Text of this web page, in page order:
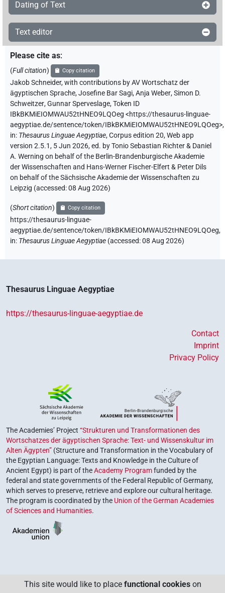
Dating of Text
Text editor
Please cite as:
(Full citation) Copy citation
Jakob Schneider,with contributions byAV Wortschatz der
ägyptischen Sprache,Josefine Bar Sagi,Anja Weber,Simon D.
Schweitzer,Gunnar Sperveslage,Token ID
IBkBKMiEIOMWAU52tHNEO9LQOeg <https://thesaurus-linguae-
aegyptiae.de/sentence/token/IBkBKMiEIOMWAU52tHNEO9LQOeg>,
in: Thesaurus Linguae Aegyptiae,Corpus edition 20, Web app
version 2.5.1, 5 Jun 2026, ed. by Tonio Sebastian Richter & Daniel
A. Werning on behalf of the Berlin-Brandenburgische Akademie
der Wissenschaften and Hans-Werner Fischer-Elfert & Peter Dils
on behalf of the Sächsische Akademie der Wissenschaften zu
Leipzig (accessed:08 Aug 2026)
(Short citation) Copy citation
https://thesaurus-linguae-
aegyptiae.de/sentence/token/IBkBKMiEIOMWAU52tHNEO9LQOeg,
in: Thesaurus Linguae Aegyptiae (accessed:08 Aug 2026)
Thesaurus Linguae Aegyptiae
https://thesaurus-linguae-aegyptiae.de
Contact
Imprint
Privacy Policy
The Academies’ Project “Strukturen und Transformationen des
Wortschatzes der ägyptischen Sprache: Text- und Wissenskultur im
Alten Ägypten” (Structure and Transformation in the Vocabulary of
the Egyptian Language: Texts and Knowledge in the Culture of
Ancient Egypt) is part of theAcademy Programfunded by the
federal and state governments of the Federal Republic of Germany,
which serves to preserve, retrieve and explore our cultural heritage.
The program is coordinated by the Union of the German Academies
of Sciences and Humanities.
This site would like to place functional cookies on